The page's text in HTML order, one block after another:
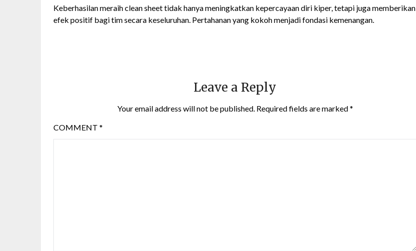
Keberhasilan meraih clean sheet tidak hanya meningkatkan kepercayaan diri kiper, tetapi juga memberikan
efek positif bagi tim secara keseluruhan. Pertahanan yang kokoh menjadi fondasi kemenangan.
Leave a Reply
Your email address will not be published. Required fields are marked*
COMMENT *